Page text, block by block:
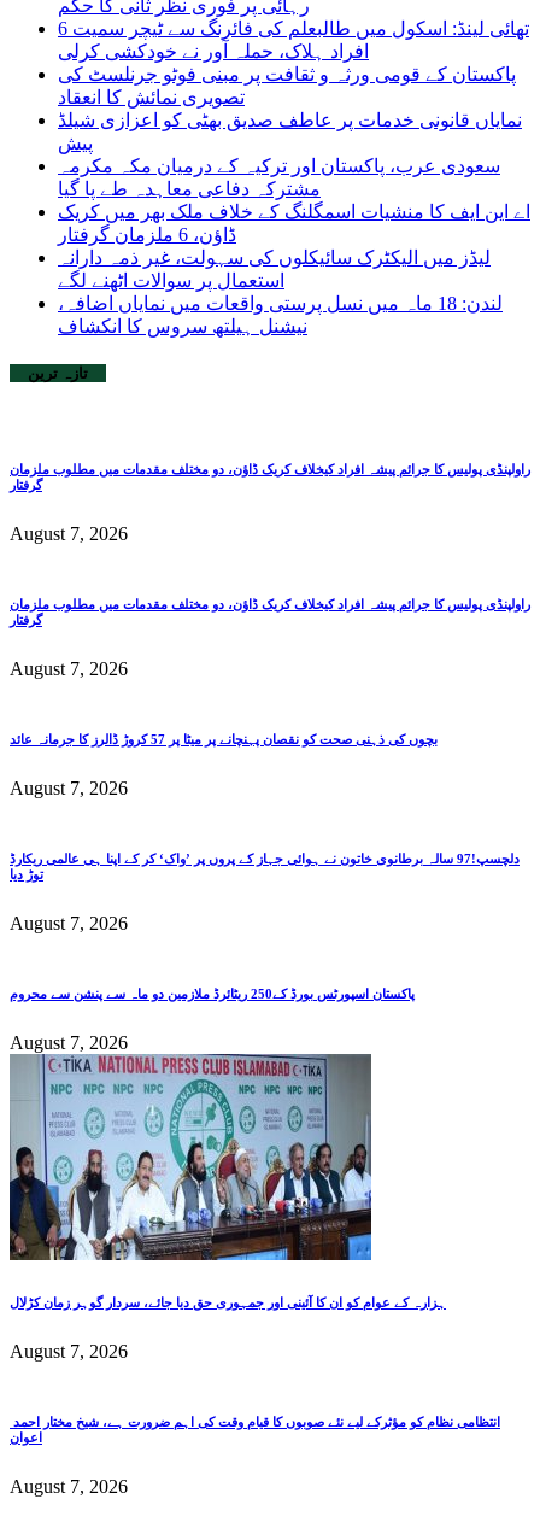
رہائی پر فوری نظر ثانی کا حکم
تھائی لینڈ: اسکول میں طالبعلم کی فائرنگ سے ٹیچر سمیت 6
افراد ہلاک، حملہ آور نے خودکشی کرلی
پاکستان کے قومی ورثہ و ثقافت پر مبنی فوٹو جرنلسٹ کی
تصویری نمائش کا انعقاد
نمایاں قانونی خدمات پر عاطف صدیق بھٹی کو اعزازی شیلڈ
پیش
سعودی عرب، پاکستان اور ترکیہ کے درمیان مکہ مکرمہ
مشترکہ دفاعی معاہدہ طے پا گیا
اے این ایف کا منشیات اسمگلنگ کے خلاف ملک بھر میں کریک
ڈاؤن، 6 ملزمان گرفتار
لیڈز میں الیکٹرک سائیکلوں کی سہولت، غیر ذمہ دارانہ
استعمال پر سوالات اٹھنے لگے
لندن: 18 ماہ میں نسل پرستی واقعات میں نمایاں اضافہ،
نیشنل ہیلتھ سروس کا انکشاف
تازہ ترین
راولپنڈی پولیس کا جرائم پیشہ افراد کیخلاف کریک ڈاؤن، دو مختلف مقدمات میں مطلوب ملزمان
گرفتار
August 7, 2026
راولپنڈی پولیس کا جرائم پیشہ افراد کیخلاف کریک ڈاؤن، دو مختلف مقدمات میں مطلوب ملزمان
گرفتار
August 7, 2026
بچوں کی ذہنی صحت کو نقصان پہنچانے پر میٹا پر 57 کروڑ ڈالرز کا جرمانہ عائد
August 7, 2026
دلچسپ!97 سالہ برطانوی خاتون نے ہوائی جہاز کے پروں پر ’واک‘ کر کے اپنا ہی عالمی ریکارڈ
توڑ دیا
August 7, 2026
پاکستان اسپورٹس بورڈ کے250 ریٹائرڈ ملازمین دو ماہ سے پنشن سے محروم
August 7, 2026
ہزارہ کے عوام کو ان کا آئینی اور جمہوری حق دیا جائے، سردار گوہر زمان کڑلال
August 7, 2026
اعوان
August 7, 2026